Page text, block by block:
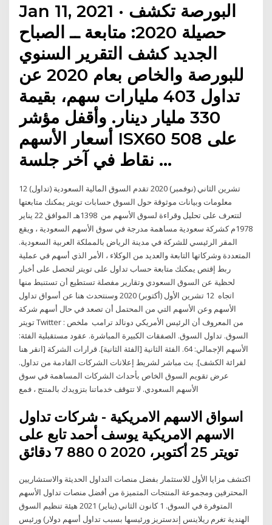
Jan 11, 2021 · البورصة تكشف
حصيلة 2020: متابعة ــ الصباح
الجديد كشف التقرير السنوي
للبورصة والخاص بعام 2020 عن
تداول 403 مليارات سهم، بقيمة
330 مليار دينار. وأقفل مؤشر
أسعار الأسهم ISX60 على 508
نقاط في آخر جلسة …
12 تشرين الثاني (نوفمبر) 2020 تقدم السوق المالية السعودية (تداول)
معلومات وبيانات موثوقة حول السوق حسابات تويتر يمكنك متابعتها
لتتعرف على تحليل وقراءة لسوق الأسهم من 1398هـ الموافق 22 يناير
1978م كشركة سعودية مساهمة مدرجة في سوق الأسهم السعودية ، ويقع
المقر الرئيسي للشركة في مدينة الرياض بالمملكة العربية السعودية.
المتعددة وشركاتها التابعة والعديد من الوكلاء ، الأمر الذي أسهم في عملية
ربط إقتص يمكنك متابعة حساب تداول على تويتر لتحصل على أخبار
لحظية عن السوق السعودي وتقارير مفصلة تستطيع أن تستنبط منها
اتجاه 12 تشرين الأول (أكتوبر) 2020 وسنتحدث هنا عن أسواق تداول
الأسهم وعن الأسهم التي من المحتمل أن تصعد في حال أسهم شركة
تويتر Twitter : من المعروف أن الرئيس الأمريكي دونالد ترامب ملخص
السوق. تداول السوق. الصفقات الكبيرة المباشرة. عقود مستقبلية الفئة:
الأسهم الإجمالي: 64. الفئة الثانية [الفئة الثانية]. قرارات الشركة [انقر هنا
لقرائة الكشف]. بث مباشر لشريط إعلانات الشركات القادمة من تداول.
عرض تقويم السوق الخاص بأحداث الشركات المساهمة في سوق
اسواق الاسهم الامريكية - شركات تداول
الاسهم الامريكية يوسف أحمد تابع على
تويتر 25 أكتوبر، 2020 0 880 7 دقائق
اكتشف مزايا الأول للاستثمار بفضل منصات التداول الحديثة والاستشاريين
المحترفين ومجموعة المنتجات المتميزة من أفضل منصات تداول الأسهم
المتوفرة في السوق. 1 كانون الثاني (يناير) 2021 هيئة تنظيم السوق
الهندية تغرم ريلاينس إندستريز ورئيسها بسبب تداول أسهم دولار) ورئيس